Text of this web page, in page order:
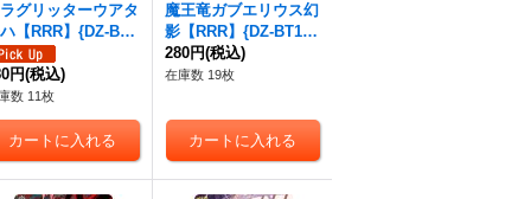
ラグリッターウアタ
【RRR】{DZ-BT1
004}《ドラゴンエン
ア》
円(税込)
数 11枚
魔王竜ガブエリウス幻
影【RRR】{DZ-BT14/
005}《ダークステイ
ツ》
280円(税込)
在庫数 19枚